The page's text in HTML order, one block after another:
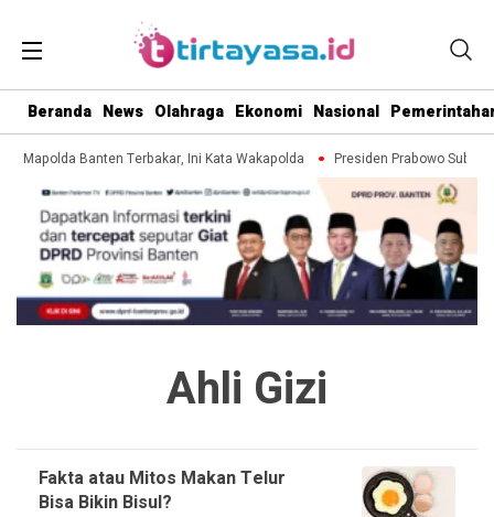
Beranda News Olahraga Ekonomi Nasional
Mapolda Banten Terbakar, Ini Kata Wakapolda Presiden Prabowo
Ahli Gizi
Fakta atau Mitos Makan Telur
Bisa Bikin Bisul?